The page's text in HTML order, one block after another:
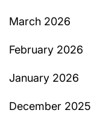
March 2026
February 2026
January 2026
December 2025